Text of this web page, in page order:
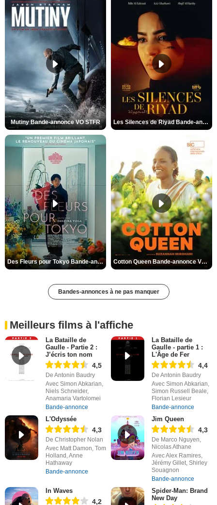
Mutiny Bande-annonce VO STFR Les Silences de Riyad Bande-annonce VO STFR
Des Fleurs pour Tokyo Bande-annonce VO STFR Cotton Queen Bande-annonce VO STFR
Bandes-annonces à ne pas manquer
Meilleurs films à l'affiche
La Bataille de
Gaulle - Partie 2 :
J’écris ton nom
4,5
De Antonin Baudry
Avec Simon Abkarian,
Niels Schneider,
Anamaria Vartolomei
Bande-annonce
La Bataille de
Gaulle - partie 1 :
L'Âge de Fer
4,4
De Antonin Baudry
Avec Simon Abkarian,
Simon Russell Beale,
Florian Lesieur
Bande-annonce
L'Odyssée
4,3
De Christopher Nolan
Avec Matt Damon, Tom
Holland, Anne
Hathaway
Bande-annonce
Jim Queen
4,3
De Marco Nguyen,
Nicolas Athane
Avec Alex Ramires,
Jérémy Gillet, Shirley
Souagnon
Bande-annonce
In Waves
4,2
Spider-Man: Brand
New Day